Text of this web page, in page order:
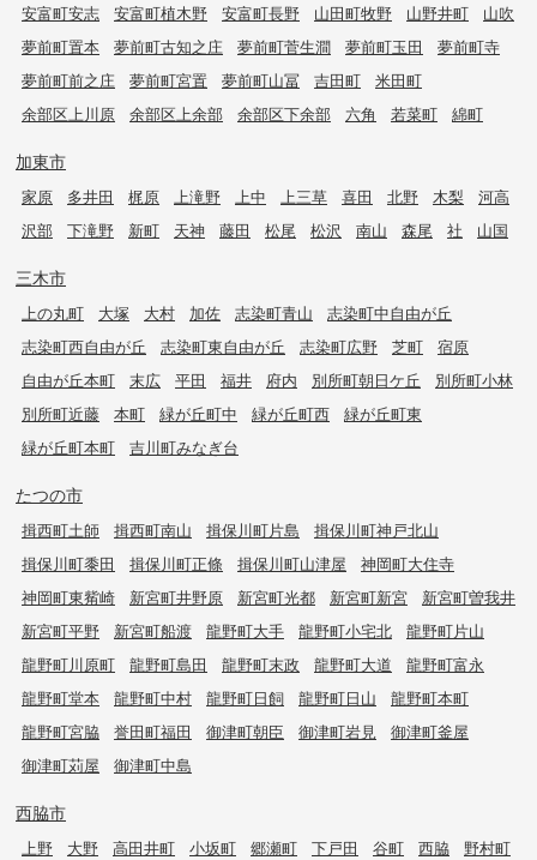
安富町安志
安富町植木野 安富町長野 山田町牧野 山野井町
山吹
夢前町置本
夢前町古知之庄 夢前町菅生澗 夢前町玉田
夢前町寺
夢前町前之庄
夢前町宮置 夢前町山冨 吉田町
米田町
余部区上川原
余部区上余部 余部区下余部 六角 若菜町 綿町
加東市
家原 多井田 梶原 上滝野 上中 上三草 喜田 北野 木梨
河高
沢部
下滝野 新町 天神 藤田 松尾 松沢 南山 森尾 社 山国
三木市
上の丸町 大塚 大村 加佐 志染町青山
志染町中自由が丘
志染町西自由が丘
志染町東自由が丘 志染町広野 芝町
宿原
自由が丘本町
末広 平田 福井 府内 別所町朝日ケ丘
別所町小林
別所町近藤
本町 緑が丘町中 緑が丘町西
緑が丘町東
緑が丘町本町
吉川町みなぎ台
たつの市
揖西町土師 揖西町南山 揖保川町片島
揖保川町神戸北山
揖保川町黍田
揖保川町正條 揖保川町山津屋
神岡町大住寺
神岡町東觜崎
新宮町井野原 新宮町光都 新宮町新宮
新宮町曽我井
新宮町平野
新宮町船渡 龍野町大手 龍野町小宅北
龍野町片山
龍野町川原町
龍野町島田 龍野町末政 龍野町大道
龍野町富永
龍野町堂本
龍野町中村 龍野町日飼 龍野町日山
龍野町本町
龍野町宮脇
誉田町福田 御津町朝臣 御津町岩見
御津町釜屋
御津町苅屋
御津町中島
西脇市
上野 大野 高田井町 小坂町 郷瀬町 下戸田 谷町 西脇
野村町